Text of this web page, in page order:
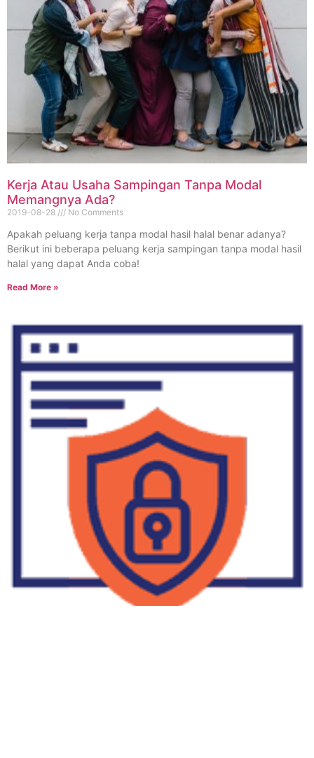
Kerja Atau Usaha Sampingan Tanpa Modal
Memangnya Ada?
2019-08-28 No Comments
Apakah peluang kerja tanpa modal hasil halal benar adanya?
Berikut ini beberapa peluang kerja sampingan tanpa modal hasil
halal yang dapat Anda coba!
Read More »